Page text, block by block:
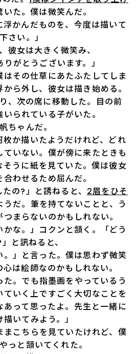
た。僕は微笑んだ。
浮かんだものを、今度は描いて
下さい。」
彼女は大きく微笑み、
りがとうございます。」
はその仕草にあたふたしてしま
ら外し、彼女は描き始める。
、次の席に移動した。目の前
られている子がいた。
ちゃんだ。
枚か描いたようだけれど、どれ
いない。僕が傍に来たときも
うに紙を見ていた。僕は彼女
わせるため屈んだ。
の?」と誘ねると、 2眉をひそ
うだ。筆を持てないことと、う
まらないのかもしれない。
かな。」コクンと頷く。「どう
と訊ねると、
。」と言った。僕は思わず微笑
は絵師なのかもしれない。
た。でも指墨画をやっているう
いく上ですごく大切なことを
あって思ったよ。先生と一緒に
いてみよう。」
こちらを見ていたけれど、僕
っと頷いてくれた。